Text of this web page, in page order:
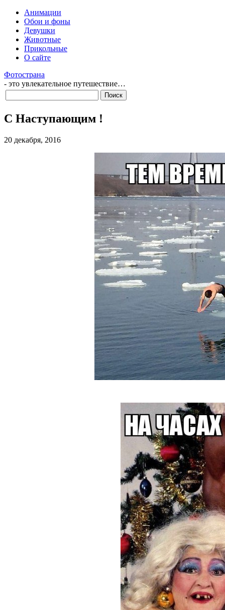
Анимации
Обои и фоны
Девушки
Животные
Прикольные
О сайте
Фотострана
- это увлекательное путешествие…
С Наступающим !
20 декабря, 2016